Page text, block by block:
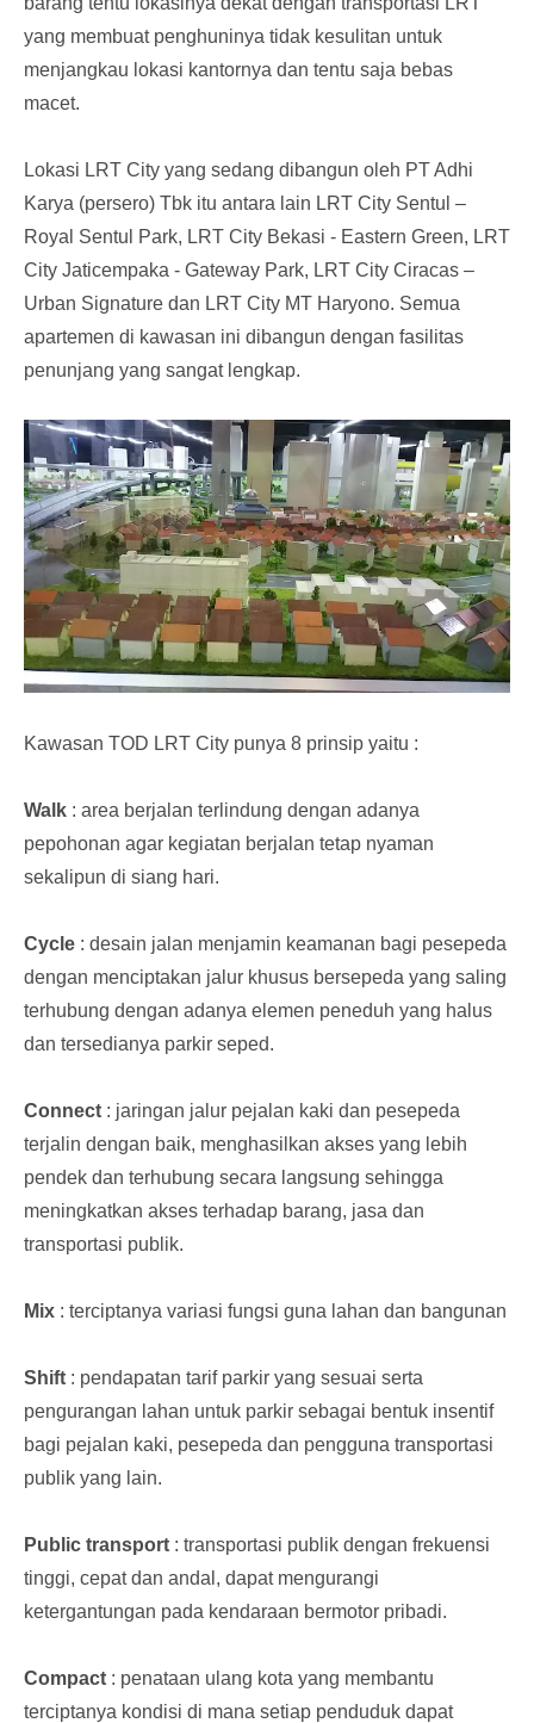
yang membuat penghuninya tidak kesulitan untuk
menjangkau lokasi kantornya dan tentu saja bebas
macet.
Lokasi LRT City yang sedang dibangun oleh PT Adhi
Karya (persero) Tbk itu antara lain LRT City Sentul –
Royal Sentul Park, LRT City Bekasi - Eastern Green, LRT
City Jaticempaka - Gateway Park, LRT City Ciracas –
Urban Signature dan LRT City MT Haryono. Semua
apartemen di kawasan ini dibangun dengan fasilitas
penunjang yang sangat lengkap.
Kawasan TOD LRT City punya 8 prinsip yaitu :
Walk : area berjalan terlindung dengan adanya
pepohonan agar kegiatan berjalan tetap nyaman
sekalipun di siang hari.
Cycle : desain jalan menjamin keamanan bagi pesepeda
dengan menciptakan jalur khusus bersepeda yang saling
terhubung dengan adanya elemen peneduh yang halus
dan tersedianya parkir seped.
Connect : jaringan jalur pejalan kaki dan pesepeda
terjalin dengan baik, menghasilkan akses yang lebih
pendek dan terhubung secara langsung sehingga
meningkatkan akses terhadap barang, jasa dan
transportasi publik.
Mix : terciptanya variasi fungsi guna lahan dan bangunan
Shift : pendapatan tarif parkir yang sesuai serta
pengurangan lahan untuk parkir sebagai bentuk insentif
bagi pejalan kaki, pesepeda dan pengguna transportasi
publik yang lain.
Public transport : transportasi publik dengan frekuensi
tinggi, cepat dan andal, dapat mengurangi
ketergantungan pada kendaraan bermotor pribadi.
Compact : penataan ulang kota yang membantu
terciptanya kondisi di mana setiap penduduk dapat